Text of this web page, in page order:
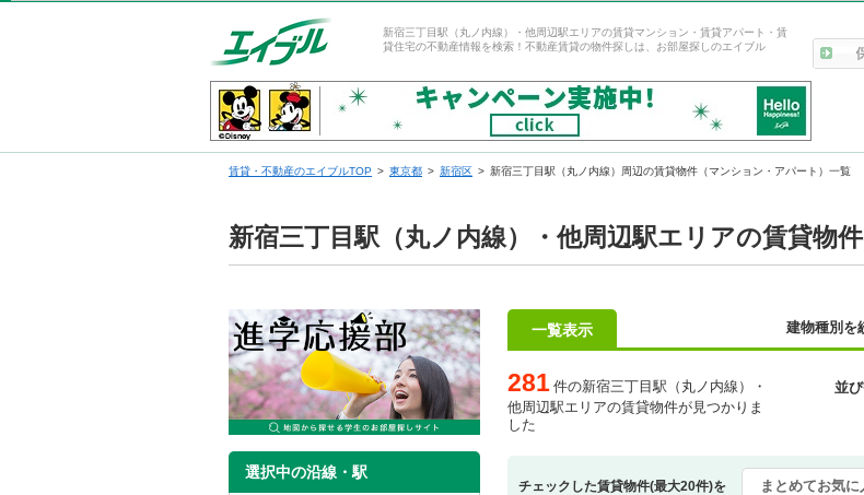
新宿三丁目駅（丸ノ内線）・他周辺駅エリアの賃貸マンション・賃貸アパート・賃
貸住宅の不動産情報を検索！不動産賃貸の物件探しは、お部屋探しのエイブル
賃貸・不動産のエイブルTOP 東京都 新宿区 新宿三丁目駅（丸ノ内線）周辺の賃貸物件（マンション・アパート）一覧
新宿三丁目駅（丸ノ内線）・他周辺駅エリアの賃貸物
選択中の沿線・駅
一覧表示 建物種別を
281 件の新宿三丁目駅（丸ノ内線）・
他周辺駅エリアの賃貸物件が見つかりま
した
並
チェックした賃貸物件(最大20件)を まとめてお気に